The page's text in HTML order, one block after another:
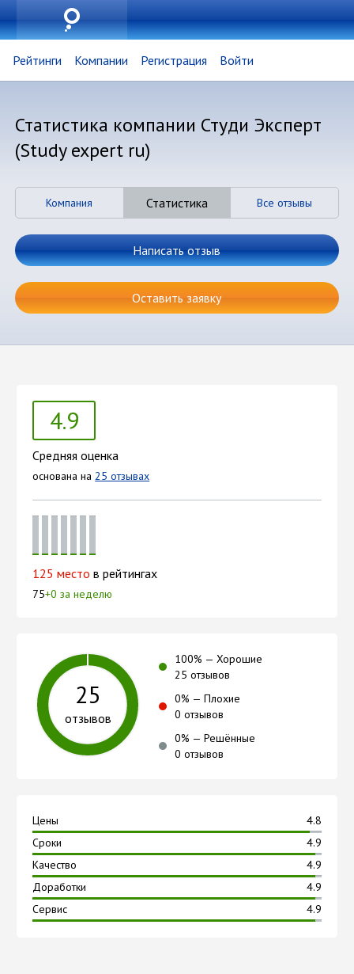
Рейтинги Компании Регистрация Войти
Статистика компании Студи Эксперт
(Study expert ru)
Компания Статистика Все отзывы
Написать отзыв
Оставить заявку
4.9
Средняя оценка
основана на25 отзывах
125 место в рейтингах
75+0 за неделю
25
отзывов
100% —Хорошие
25 отзывов
0% —Плохие
0 отзывов
0% —Решённые
0 отзывов
Цены
4.8
Сроки
4.9
Качество
4.9
Доработки
4.9
Сервис
4.9